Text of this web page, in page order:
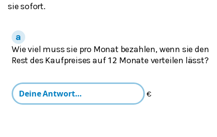
sie sofort.
Wie viel muss sie pro Monat bezahlen, wenn sie den
Rest des Kaufpreises auf 12 Monate verteilen lässt?
€